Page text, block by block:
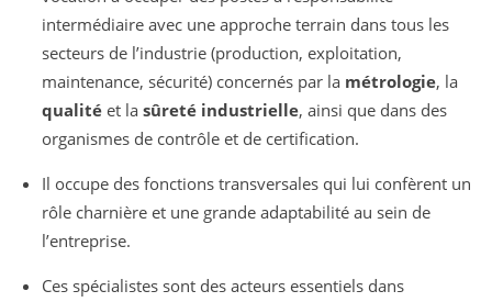
intermédiaire avec une approche terrain dans tous les
secteurs de l’industrie (production, exploitation,
maintenance, sécurité) concernés par la métrologie, la
qualité et lasûreté industrielle, ainsi que dans des
organismes de contrôle et de certification.
Il occupe des fonctions transversales qui lui confèrent un
rôle charnière et une grande adaptabilité au sein de
l’entreprise.
Ces spécialistes sont des acteurs essentiels dans